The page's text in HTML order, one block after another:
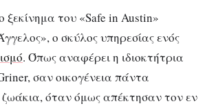
ξεκίνημα του «Safe in Austin»
ο σκύλος υπηρεσίας ενός
. Όπως αναφέρει η ιδιοκτήτρια
σαν οικογένεια πάντα
όταν όμως απέκτησαν τον εν